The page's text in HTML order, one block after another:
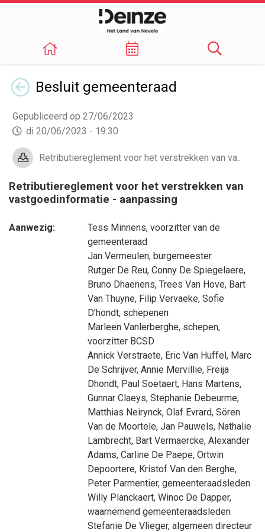
TerugBesluit gemeenteraad
Gepubliceerd op 27/06/2023
di 20/06/2023 - 19:30
Retributiereglement voor het verstrekken van va..
Retributiereglement voor het verstrekken van
vastgoedinformatie - aanpassing
Aanwezig: Tess Minnens, voorzitter van de
gemeenteraad
Jan Vermeulen, burgemeester
Rutger De Reu, Conny De Spiegelaere,
Bruno Dhaenens, Trees Van Hove, Bart
Van Thuyne, Filip Vervaeke, Sofie
D'hondt, schepenen
Marleen Vanlerberghe, schepen,
voorzitter BCSD
Annick Verstraete, Eric Van Huffel, Marc
De Schrijver, Annie Mervillie, Freija
Dhondt, Paul Soetaert, Hans Martens,
Gunnar Claeys, Stephanie Debeurme,
Matthias Neirynck, Olaf Evrard, Sören
Van de Moortele, Jan Pauwels, Nathalie
Lambrecht, Bart Vermaercke, Alexander
Adams, Carline De Paepe, Ortwin
Depoortere, Kristof Van den Berghe,
Peter Parmentier, gemeenteraadsleden
Willy Planckaert, Winoc De Dapper,
waarnemend gemeenteraadsleden
Stefanie De Vlieger, algemeen directeur